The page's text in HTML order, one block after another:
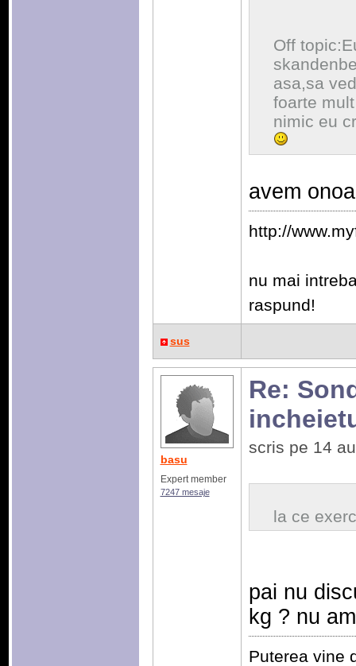
Off
asa,sa
foarte
nimic eu
avem
http://
nu mai
raspund!
sus
basu
Expert member
7247 mesaje
Re:
scris pe 14
la ce
pai nu
kg ? nu
Puterea vine